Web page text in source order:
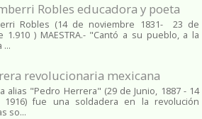
Robles educadora y poeta
Robles (14 de noviembre 1831- 23 de
1.910 ) MAESTRA.- "Cantó a su pueblo, a la
...
revolucionaria mexicana
alias "Pedro Herrera" (29 de Junio, 1887 - 14
1916) fue una soldadera en la revolución
so...